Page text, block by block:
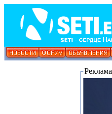
Реклама